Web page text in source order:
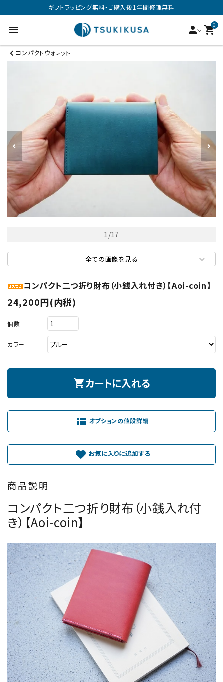
ギフトラッピング無料・ご購入後1年間修理無料
menu person 0
shopping_cart
コンパクトウォレット
1/17
全ての画像を見る
コンパクト二つ折り財布（小銭入れ付き）【Aoi-coin】
24,200円(内税)
個数
カラー
shopping_cartカートに入れる
view_list オプションの値段詳細
favorite
商品説明
コンパクト二つ折り財布（小銭入れ付
き）【Aoi-coin】